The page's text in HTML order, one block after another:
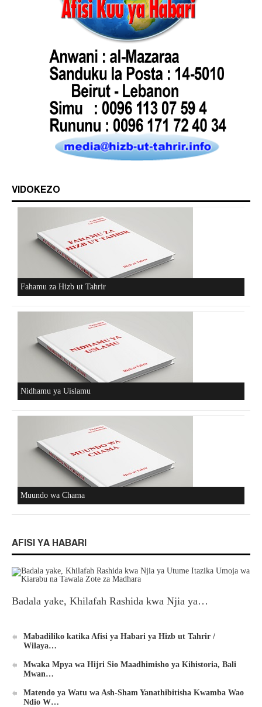
VIDOKEZO
Fahamu za Hizb ut Tahrir
Nidhamu ya Uislamu
Muundo wa Chama
AFISI YA HABARI
Badala yake, Khilafah Rashida kwa Njia ya…
Mabadiliko katika Afisi ya Habari ya Hizb ut Tahrir /
Wilaya…
Mwaka Mpya wa Hijri Sio Maadhimisho ya Kihistoria, Bali
Mwan…
Matendo ya Watu wa Ash-Sham Yanathibitisha Kwamba Wao
Ndio W…